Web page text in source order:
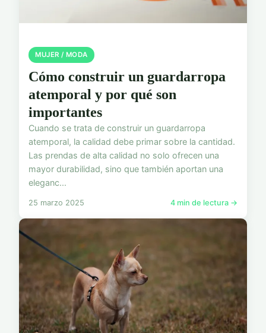
MUJER / MODA
Cómo construir un guardarropa
atemporal y por qué son
importantes
Cuando se trata de construir un guardarropa
atemporal, la calidad debe primar sobre la cantidad.
Las prendas de alta calidad no solo ofrecen una
mayor durabilidad, sino que también aportan una
eleganc...
25 marzo 2025 4 min de lectura →